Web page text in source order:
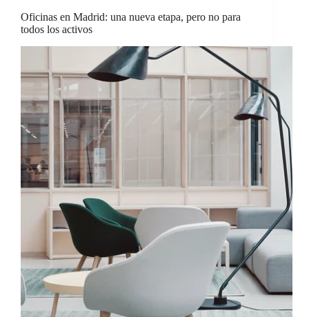
Oficinas en Madrid: una nueva etapa, pero no para
todos los activos